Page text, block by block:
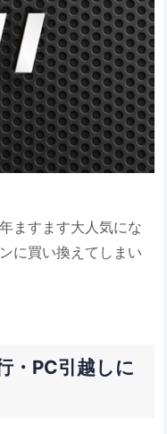
ますます大人気にな
に買い換えてしまい
・PC引越しに